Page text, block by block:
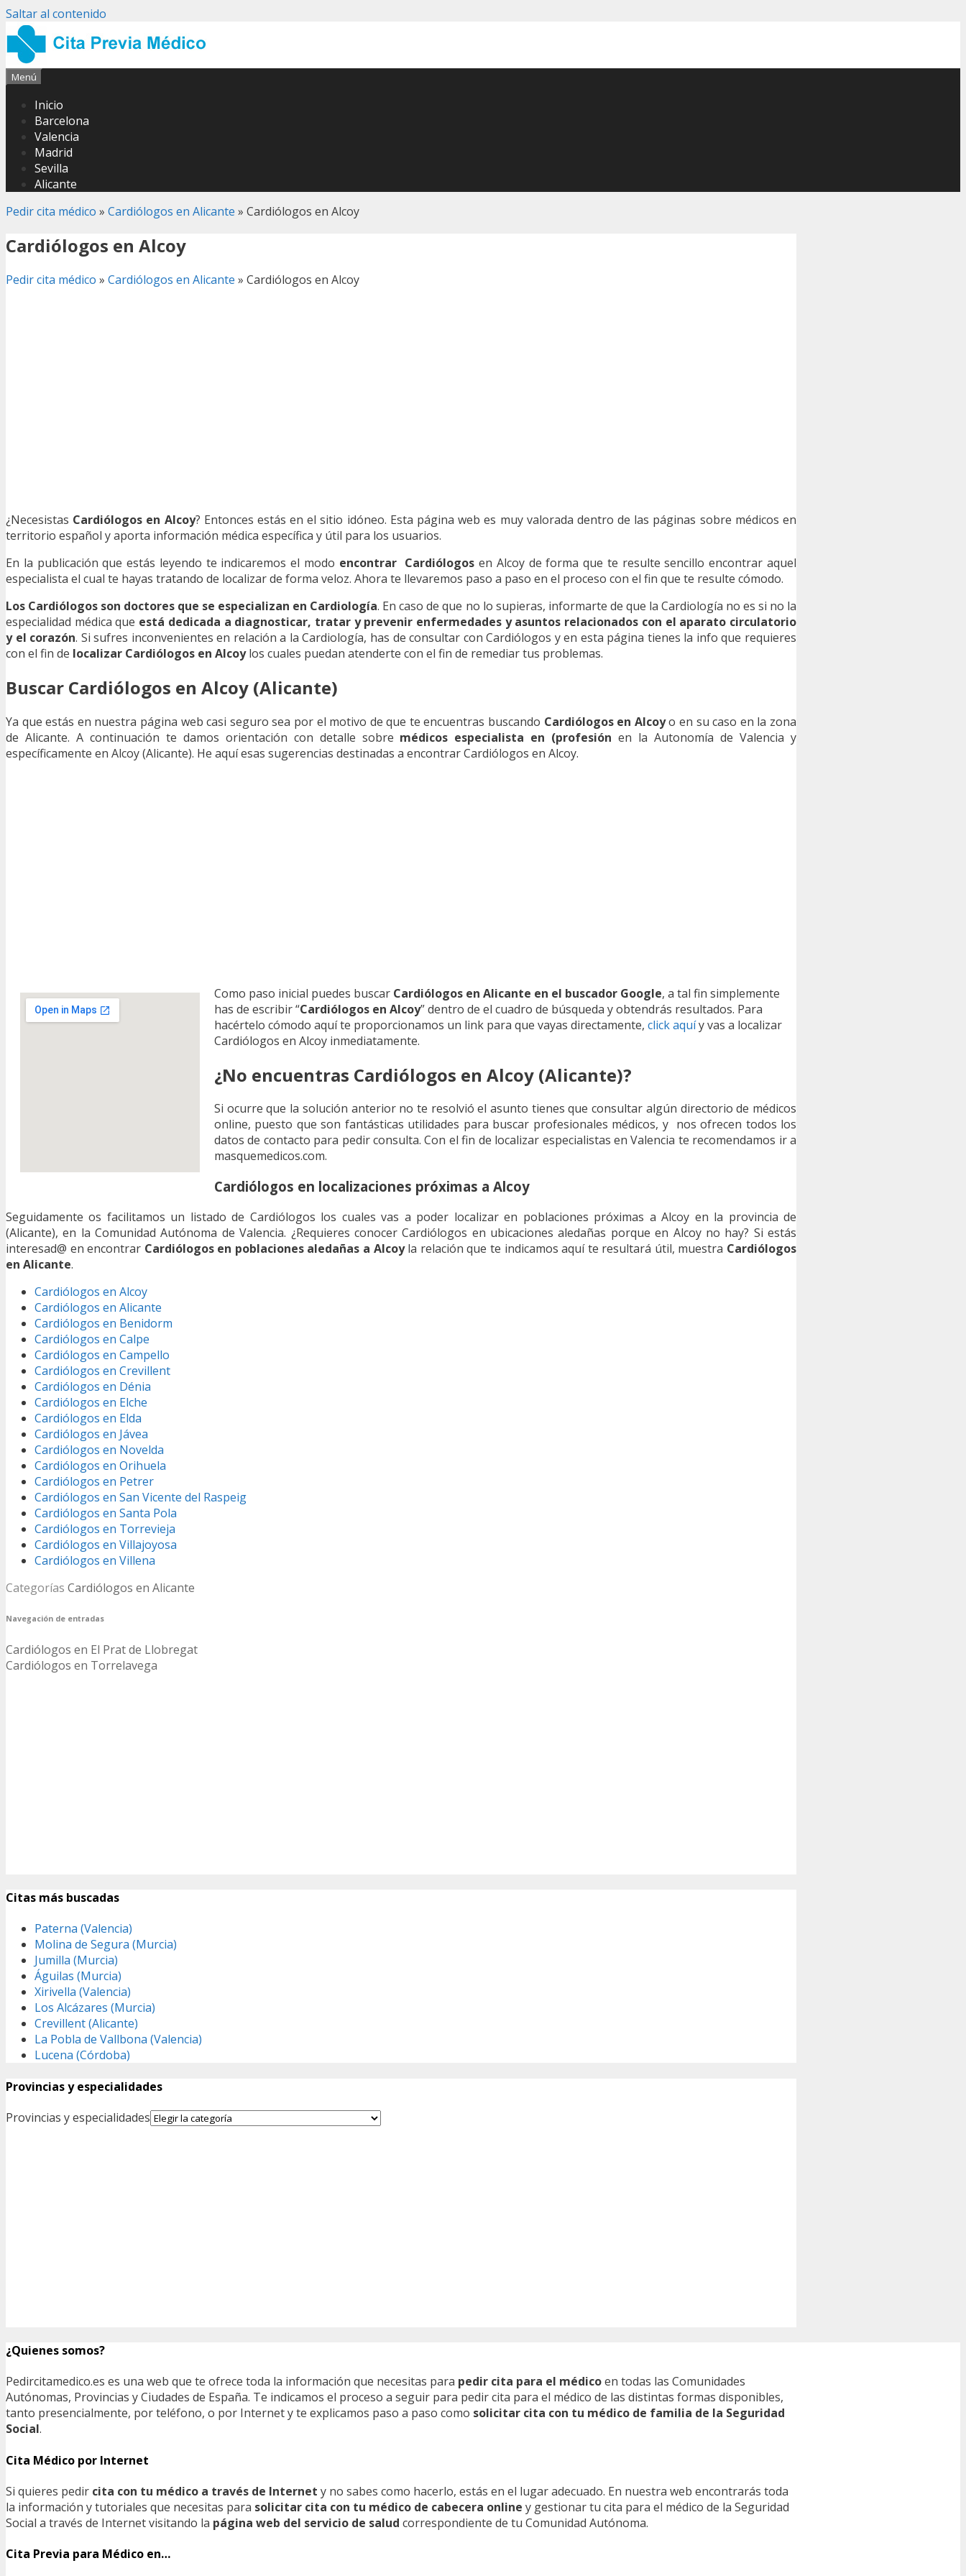
Saltar al contenido
Menú
Inicio
Barcelona
Valencia
Madrid
Sevilla
Alicante
Pedir cita médico » Cardiólogos en Alicante » Cardiólogos en Alcoy
Cardiólogos en Alcoy
Pedir cita médico » Cardiólogos en Alicante » Cardiólogos en Alcoy
¿Necesistas Cardiólogos en Alcoy? Entonces estás en el sitio idóneo. Esta página web es muy valorada dentro de las páginas sobre médicos en
territorio español y aporta información médica específica y útil para los usuarios.
En la publicación que estás leyendo te indicaremos el modo encontrar Cardiólogos en Alcoy de forma que te resulte sencillo encontrar aquel
especialista el cual te hayas tratando de localizar de forma veloz. Ahora te llevaremos paso a paso en el proceso con el fin que te resulte cómodo.
Los Cardiólogos son doctores que se especializan en Cardiología. En caso de que no lo supieras, informarte de que la Cardiología no es si no la
especialidad médica que está dedicada a diagnosticar, tratar y prevenir enfermedades y asuntos relacionados con el aparato circulatorio
y el corazón. Si sufres inconvenientes en relación a la Cardiología, has de consultar con Cardiólogos y en esta página tienes la info que requieres
con el fin de localizar Cardiólogos en Alcoylos cuales puedan atenderte con el fin de remediar tus problemas.
Buscar Cardiólogos en Alcoy (Alicante)
Ya que estás en nuestra página web casi seguro sea por el motivo de que te encuentras buscando Cardiólogos en Alcoyo en su caso en la zona
de Alicante. A continuación te damos orientación con detalle sobre médicos especialista en (profesión en la Autonomía de Valencia y
específicamente en Alcoy (Alicante). He aquí esas sugerencias destinadas a encontrar Cardiólogos en Alcoy.
Como paso inicial puedes buscar Cardiólogos en Alicante en el buscador Google, a tal fin simplemente
has de escribir “Cardiólogos en Alcoy” dentro de el cuadro de búsqueda y obtendrás resultados. Para
hacértelo cómodo aquí te proporcionamos un link para que vayas directamente, click aquíy vas a localizar
Cardiólogos en Alcoy inmediatamente.
¿No encuentras Cardiólogos en Alcoy (Alicante)?
Si ocurre que la solución anterior no te resolvió el asunto tienes que consultar algún directorio de médicos
online, puesto que son fantásticas utilidades para buscar profesionales médicos, y nos ofrecen todos los
datos de contacto para pedir consulta. Con el fin de localizar especialistas en Valencia te recomendamos ir a
masquemedicos.com.
Cardiólogos en localizaciones próximas a Alcoy
Seguidamente os facilitamos un listado de Cardiólogos los cuales vas a poder localizar en poblaciones próximas a Alcoy en la provincia de
(Alicante), en la Comunidad Autónoma de Valencia. ¿Requieres conocer Cardiólogos en ubicaciones aledañas porque en Alcoy no hay? Si estás
interesad@ en encontrar Cardiólogos en poblaciones aledañas a Alcoyla relación que te indicamos aquí te resultará útil, muestra Cardiólogos
en Alicante.
Cardiólogos en Alcoy
Cardiólogos en Alicante
Cardiólogos en Benidorm
Cardiólogos en Calpe
Cardiólogos en Campello
Cardiólogos en Crevillent
Cardiólogos en Dénia
Cardiólogos en Elche
Cardiólogos en Elda
Cardiólogos en Jávea
Cardiólogos en Novelda
Cardiólogos en Orihuela
Cardiólogos en Petrer
Cardiólogos en San Vicente del Raspeig
Cardiólogos en Santa Pola
Cardiólogos en Torrevieja
Cardiólogos en Villajoyosa
Cardiólogos en Villena
Categorías Cardiólogos en Alicante
Navegación de entradas
Cardiólogos en El Prat de Llobregat
Cardiólogos en Torrelavega
Citas más buscadas
Paterna (Valencia)
Molina de Segura (Murcia)
Jumilla (Murcia)
Águilas (Murcia)
Xirivella (Valencia)
Los Alcázares (Murcia)
Crevillent (Alicante)
La Pobla de Vallbona (Valencia)
Lucena (Córdoba)
Provincias y especialidades
Provincias y especialidades
¿Quienes somos?
Pedircitamedico.es es una web que te ofrece toda la información que necesitas para pedir cita para el médicoen todas las Comunidades
Autónomas, Provincias y Ciudades de España. Te indicamos el proceso a seguir para pedir cita para el médico de las distintas formas disponibles,
tanto presencialmente, por teléfono, o por Internet y te explicamos paso a paso como solicitar cita con tu médico de familia de la Seguridad
Social.
Cita Médico por Internet
Si quieres pedir cita con tu médico a través de Internet y no sabes como hacerlo, estás en el lugar adecuado. En nuestra web encontrarás toda
la información y tutoriales que necesitas para solicitar cita con tu médico de cabecera online y gestionar tu cita para el médico de la Seguridad
Social a través de Internet visitando la página web del servicio de salud correspondiente de tu Comunidad Autónoma.
Cita Previa para Médico en…